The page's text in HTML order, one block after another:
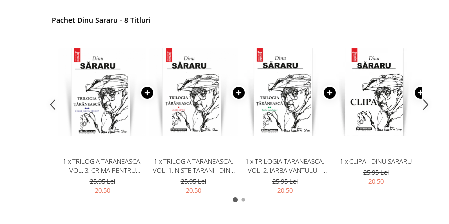
Pachet Dinu Sararu - 8 Titluri
1 x TRILOGIA TARANEASCA,
VOL. 3, CRIMA PENTRU
PAMANT - DINU SARARU
25,95 Lei
20,50
1 x TRILOGIA TARANEASCA,
VOL. 1, NISTE TARANI - DINU
SARARU
25,95 Lei
20,50
1 x TRILOGIA TARANEASCA,
VOL. 2, IARBA VANTULUI -
DINU SARARU
25,95 Lei
20,50
1 x CLIPA - DINU SARARU
25,95 Lei
20,50